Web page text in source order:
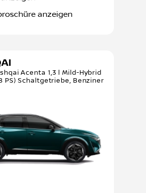
anzeigen
Acenta 1,3 l Mild-Hybrid
PS) Schaltgetriebe, Benziner